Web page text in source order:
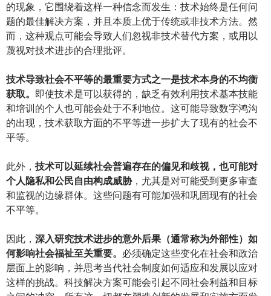
的现象，它围绕着这样一种信念而发生：技术始终是任何问
题的最佳解决方案，并且本质上优于传统或非技术方法。然
而，这种观点可能会导致人们忽视非技术替代方案，或用以
蔑视对技术进步的合理批评。
技术导致社会不平等的最重要方式之一是技术本身的不均衡
获取。 即使技术是可以获得的，缺乏有效利用技术基本技能
和培训的个人也可能会处于不利地位。这可能导致数字鸿沟
的出现，技术获取方面的不平等进一步扩大了现有的社会不
平等。
此外， 技术可以延续社会普遍存在的偏见和歧视，也可能对
个人隐私和公民自由构成威胁，尤其是对可能受到更多审查
和监视的边缘群体。这些问题有可能加强和巩固现有的社会
不平等。
因此， 深入研究技术进步的意外后果（通常称为外部性）如
何影响社会福祉至关重要。 必须确定这些变化在社会和政治
层面上的影响，并思考当代社会制度如何适应和发展以应对
这样的挑战。科技解决方案可能会引起不同社会利益和目标